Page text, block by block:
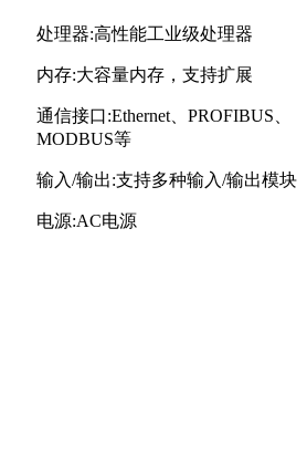
处理器:高性能工业级处理器
内存:大容量内存，支持扩展
通信接口:Ethernet、PROFIBUS、
MODBUS等
输入/输出:支持多种输入/输出模块
电源:AC电源